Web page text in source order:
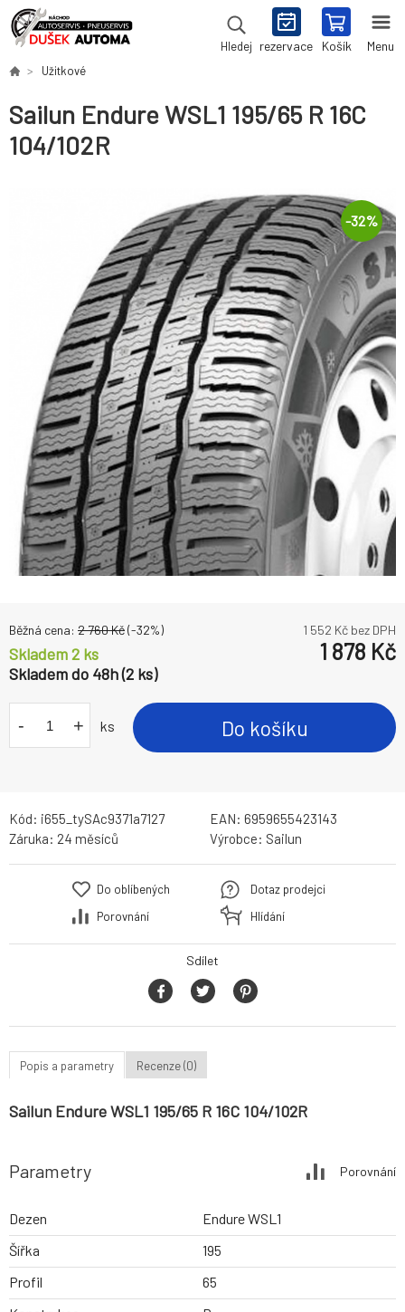
Hledej rezervace Košík Menu
Užitkové
Sailun Endure WSL1 195/65 R 16C
104/102R
-32%
Běžná cena: 2 760Kč(-32%) 1 552 Kč bez DPH
Skladem 2 ks
Skladem do 48h (2 ks)
1 878 Kč
- + ks Do košíku
Kód: i655_tySAc9371a7127 EAN: 6959655423143
Záruka: 24 měsíců Výrobce: Sailun
Do oblíbených
Porovnání
Dotaz prodejci
Hlídání
Sdílet
Popis a parametry Recenze (0)
Sailun Endure WSL1 195/65 R 16C 104/102R
Parametry Porovnání
Dezen
Endure WSL1
Šířka
195
Profil
65